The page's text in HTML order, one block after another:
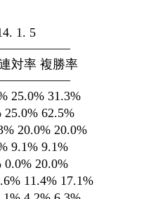
1. 5
対率 複勝率
25.0% 31.3%
62.5%
20.0% 20.0%
9.1% 9.1%
20.0%
11.4% 17.1%